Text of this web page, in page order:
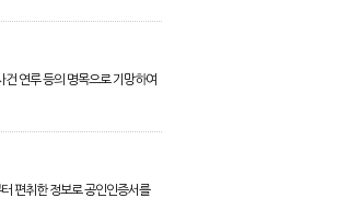
연루 등의 명목으로 기망하여
편취한 정보로 공인인증서를